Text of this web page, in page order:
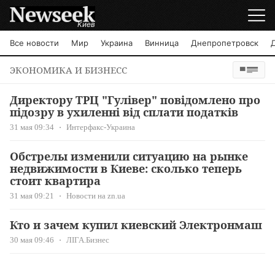
Киев
Все новости Мир Украина Винница Днепропетровск
ЭКОНОМИКА И БИЗНЕСС
Директору ТРЦ "Гулівер" повідомлено про
підозру в ухиленні від сплати податків
31 мая 09:34 Интерфакс-Украина
Обстрелы изменили ситуацию на рынке
недвижимости в Киеве: сколько теперь
стоит квартира
31 мая 09:21 Новости на zn.ua
Кто и зачем купил киевский Электронмаш
30 мая 09:46 ЛІГА.Бизнес